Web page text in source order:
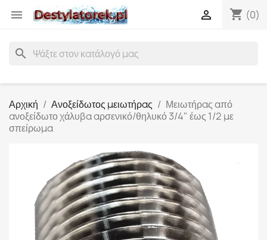
 shopping_cart (0)

search
Αρχική Ανοξείδωτος μειωτήρας
Μειωτήρας από
ανοξείδωτο χάλυβα αρσενικό/θηλυκό 3/4" έως 1/2 με
σπείρωμα